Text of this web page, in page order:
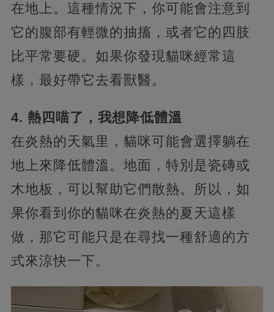
在地上。這種情況下，你可能會注意到
它的腹部有輕微的抽搐，或者它的四肢
比平常要硬。如果你發現貓咪經常這
樣，最好帶它去看獸醫。
4. 熱四喵了，我想降低體溫
在炎熱的天氣里，貓咪可能會選擇躺在
地上來降低體溫。地面，特別是瓷磚或
木地板，可以幫助它們散熱。所以，如
果你看到你的貓咪在炎熱的夏天這樣
做，那它可能只是在尋找一種舒適的方
式來涼快一下。